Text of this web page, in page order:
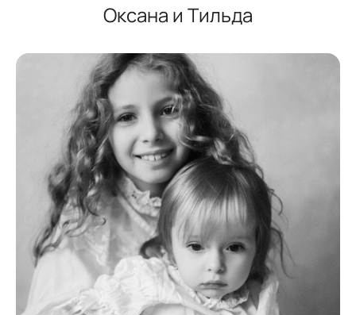
Оксана и Тильда